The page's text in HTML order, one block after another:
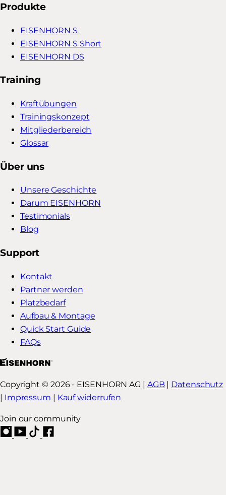
Produkte
EISENHORN S
EISENHORN S Short
EISENHORN DS
Training
Kraftübungen
Trainingskonzept
Mitgliederbereich
Glossar
Über uns
Unsere Geschichte
Darum EISENHORN
Testimonials
Blog
Support
Kontakt
Partner werden
Platzbedarf
Aufbau & Montage
Quick Start Guide
FAQs
Copyright © 2026 - EISENHORN AG | AGB| Datenschutz
| Impressum | Kauf widerrufen
Join our community